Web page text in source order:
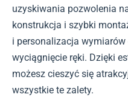
uzyskiwania pozwolenia
konstrukcja i szybki
i personalizacja
wyciągnięcie ręki. Dzięki
możesz cieszyć się
wszystkie te zalety.